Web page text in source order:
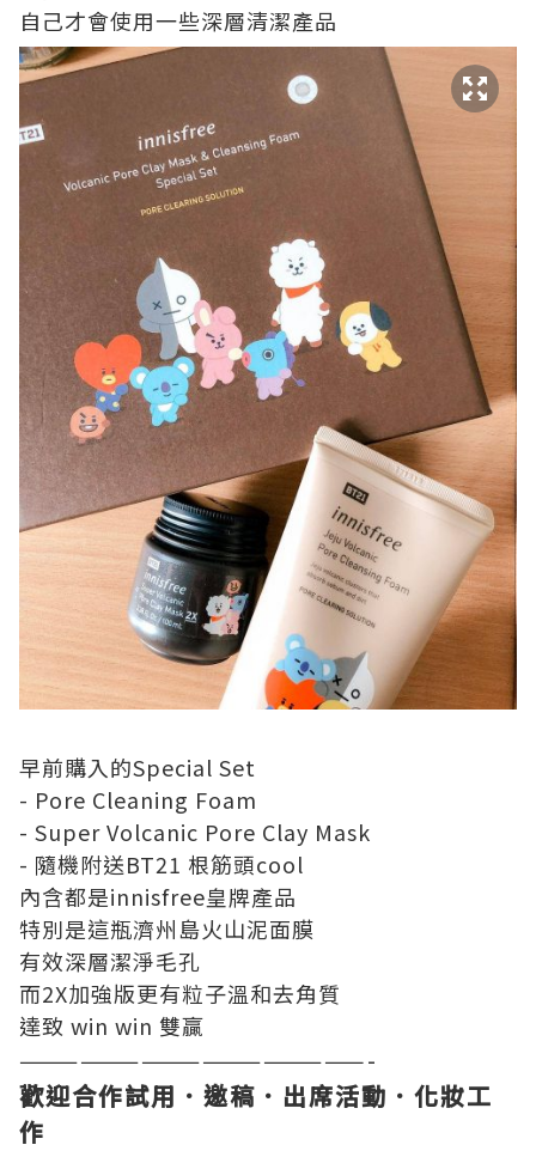
自己才會使用一些深層清潔產品
早前購入的Special Set
- Pore Cleaning Foam
- Super Volcanic Pore Clay Mask
- 隨機附送BT21 根筋頭cool
內含都是innisfree皇牌產品
特別是這瓶濟州島火山泥面膜
有效深層潔淨毛孔
而2X加強版更有粒子溫和去角質
達致 win win 雙贏
—————————————————-
歡迎合作試用．邀稿．出席活動．化妝工
作